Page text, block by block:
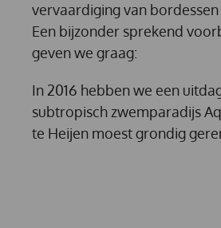
vervaardiging van
Een bijzonder sprekend
geven we graag:
In 2016 hebben we een
subtropisch zwemparadijs
te Heijen moest grondig